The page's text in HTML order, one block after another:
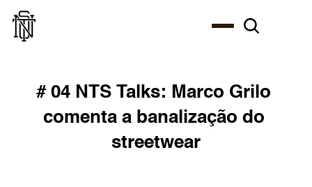
# 04 NTS Talks: Marco Grilo
comenta a banalização do
streetwear